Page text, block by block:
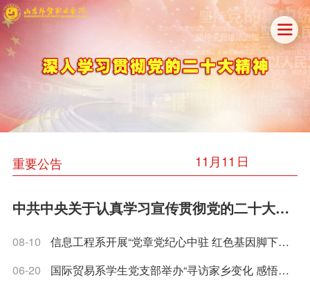

重要公告 11 月11
中共中央关于认真学习宣传贯彻党的二十大精神的决定
08-10
信息工程系开展“党章党纪心中驻 红色基因脚下行”主题党日活动
06-20
国际贸易系学生党支部举办“寻访家乡变化 感悟伟大成就”摄影展